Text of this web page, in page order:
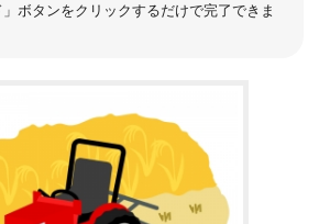
ボタンをクリックするだけで完了できま